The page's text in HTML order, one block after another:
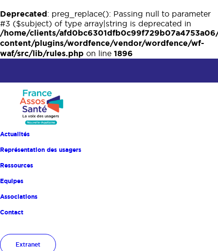
Deprecated: preg_replace(): Passing null to parameter
#3 ($subject) of type array|string is deprecated in
/home/clients/
content/plugins/wordfence/vendor/wordfence/wf-
waf/src/lib/rules.php on line 1896
Actualités
Représentation des usagers
Ressources
Equipes
Associations
Contact
Extranet
RU, en avant !
8 AOÛT 2026
des usagers (RU) dans les instances de